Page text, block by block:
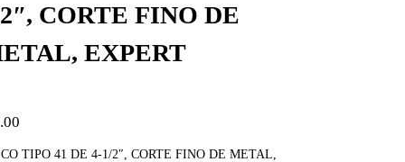
CORTE FINO DE
EXPERT
TIPO 41 DE 4-1/2″, CORTE FINO DE METAL,